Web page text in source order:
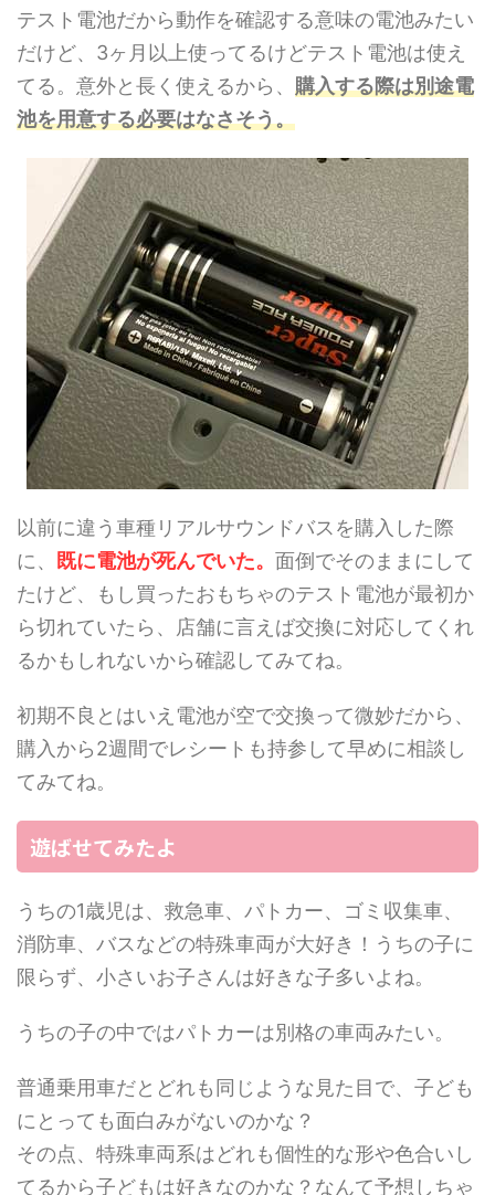
テスト電池だから動作を確認する意味の電池みたい
だけど、3ヶ月以上使ってるけどテスト電池は使え
てる。意外と長く使えるから、 購入する際は別途電
池を用意する必要はなさそう。
以前に違う車種リアルサウンドバスを購入した際
に、 既に電池が死んでいた。 面倒でそのままにして
たけど、もし買ったおもちゃのテスト電池が最初か
ら切れていたら、店舗に言えば交換に対応してくれ
るかもしれないから確認してみてね。
初期不良とはいえ電池が空で交換って微妙だから、
購入から2週間でレシートも持参して早めに相談し
てみてね。
遊ばせてみたよ
うちの1歳児は、救急車、パトカー、ゴミ収集車、
消防車、バスなどの特殊車両が大好き！うちの子に
限らず、小さいお子さんは好きな子多いよね。
うちの子の中ではパトカーは別格の車両みたい。
普通乗用車だとどれも同じような見た目で、子ども
にとっても面白みがないのかな？
その点、特殊車両系はどれも個性的な形や色合いし
てるから子どもは好きなのかな？なんて予想しちゃ